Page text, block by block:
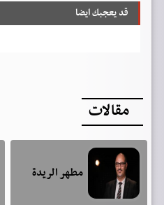
قد يعجبك ايضا
مقالات
مطهر الريدة